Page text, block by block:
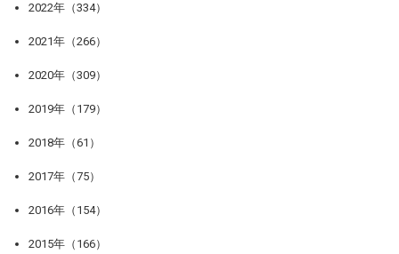
2022年（334）
2021年（266）
2020年（309）
2019年（179）
2018年（61）
2017年（75）
2016年（154）
2015年（166）